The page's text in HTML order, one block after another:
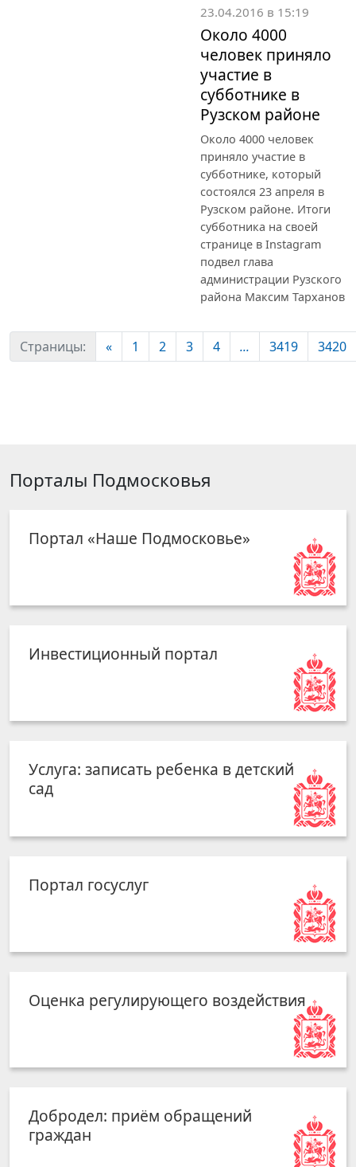
23.04.2016 в 15:19
Около 4000
человек приняло
участие в
субботнике в
Рузском районе
Около 4000 человек
приняло участие в
субботнике, который
состоялся 23 апреля в
Рузском районе. Итоги
субботника на своей
странице в Instagram
подвел глава
администрации Рузского
района Максим Тарханов
Страницы: « 1 2 3 4 ... 3419 3420
Порталы Подмосковья
Портал «Наше Подмосковье»
Инвестиционный портал
Услуга: записать ребенка в детский
сад
Портал госуслуг
Оценка регулирующего воздействия
Добродел: приём обращений
граждан